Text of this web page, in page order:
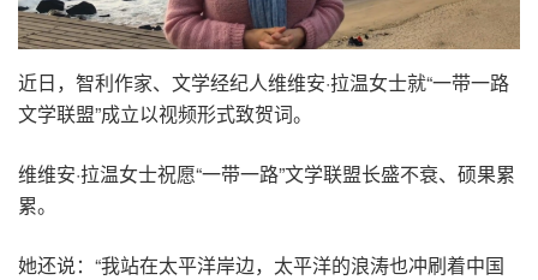
近日，智利作家、文学经纪人维维安·拉温女士就“一带一路
文学联盟”成立以视频形式致贺词。
维维安·拉温女士祝愿“一带一路”文学联盟长盛不衰、硕果累
累。
她还说：“我站在太平洋岸边，太平洋的浪涛也冲刷着中国